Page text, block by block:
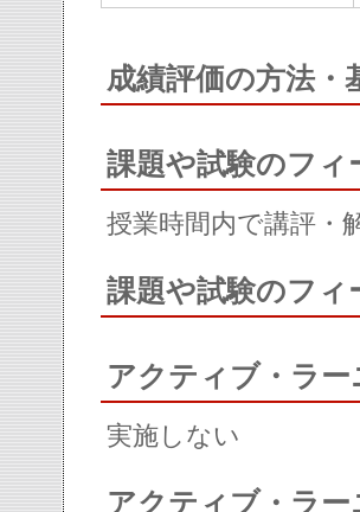
成績評価の方法・
課題や試験のフィ
授業時間内で講評・
課題や試験のフィ
アクティブ・ラ
実施しない
アクティブ・ラ